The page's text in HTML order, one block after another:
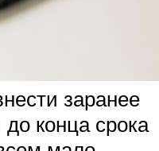
заранее
конца срока